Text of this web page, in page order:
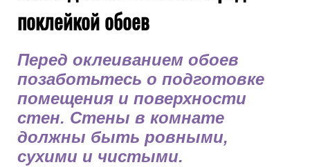
поклейкой обоев
Перед оклеиванием обоев
позаботьтесь о подготовке
помещения и поверхности
стен. Стены в комнате
должны быть ровными,
сухими и чистыми.